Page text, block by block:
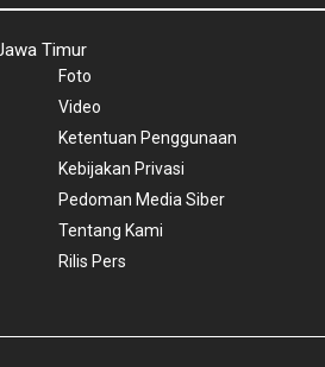
Timur
Foto
Video
Ketentuan Penggunaan
Kebijakan Privasi
Pedoman Media Siber
Tentang Kami
Rilis Pers